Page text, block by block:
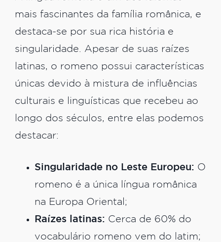
mais fascinantes da família românica, e
destaca-se por sua rica história e
singularidade. Apesar de suas raízes
latinas, o romeno possui características
únicas devido à mistura de influências
culturais e linguísticas que recebeu ao
longo dos séculos, entre elas podemos
destacar:
Singularidade no Leste Europeu: O
romeno é a única língua românica
na Europa Oriental;
Raízes latinas: Cerca de 60% do
vocabulário romeno vem do latim;